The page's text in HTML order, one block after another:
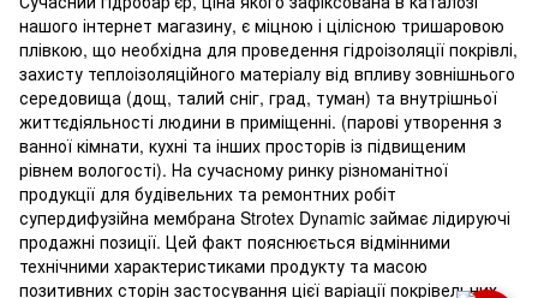
нашого інтернет магазину, є міцною і цілісною тришаровою
плівкою, що необхідна для проведення гідроізоляції покрівлі,
захисту теплоізоляційного матеріалу від впливу зовнішнього
середовища (дощ, талий сніг, град, туман) та внутрішньої
життєдіяльності людини в приміщенні. (парові утворення з
ванної кімнати, кухні та інших просторів із підвищеним
рівнем вологості). На сучасному ринку різноманітної
продукції для будівельних та ремонтних робіт
супердифузійна мембрана Strotex Dynamic займає лідируючі
продажні позиції. Цей факт пояснюється відмінними
технічними характеристиками продукту та масою
позитивних сторін застосування цієї варіації покрівельних